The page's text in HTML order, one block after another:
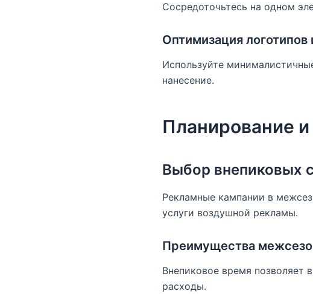
Сосредоточьтесь на одном
Оптимизация
Используйте
нанесение.
Планирование
Выбор внепиковых
Рекламные кампании в
услуги воздушной рекламы.
Преимущества
Внепиковое время позволяет
расходы.